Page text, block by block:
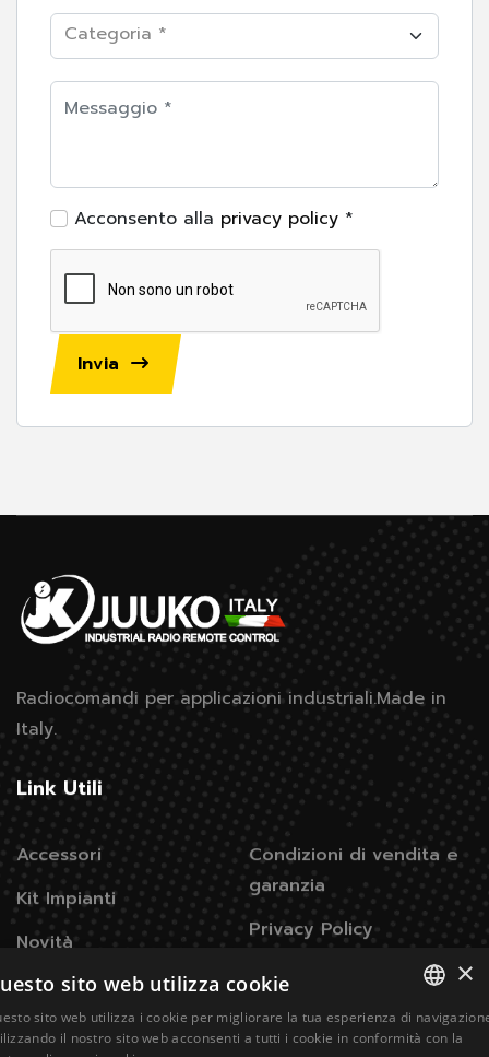
Categoria *
Acconsento alla privacy policy *
Invia
Radiocomandi per applicazioni industriali.Made in
Italy.
Link Utili
Accessori
Kit Impianti
Novità
Gallery
Condizioni di vendita e
garanzia
Privacy Policy
Legge sui cookie
Contatti ITALIAN
×
sito web utilizza cookie
sito web utilizza i cookie per migliorare la tua esperienza di
il nostro sito web acconsenti a tutti i cookie in conformità con la